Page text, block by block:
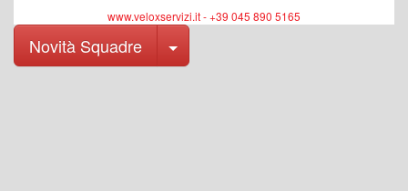
www.veloxservizi.it - +39 045 890 5165
Novità Squadre Toggle Dropdown